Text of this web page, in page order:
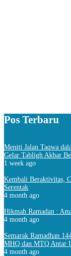
Pos Terbaru
Meniti Jalan Taqwa
Gelar Tabligh Akbar
1 week ago
Kembali Beraktivitas,
Serentak
4 month ago
Hikmah Ramadan :
4 month ago
Semarak Ramadhan
MHQ dan MTQ Antar
4 month ago